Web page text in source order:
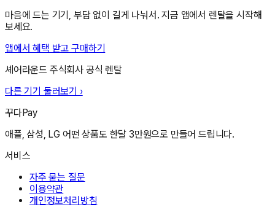
마음에 드는 기기, 부담 없이 길게 나눠서. 지금 앱에서 렌탈을 시작해
보세요.
앱에서 혜택 받고 구매하기
셰어라운드 주식회사 공식 렌탈
다른 기기 둘러보기 ›
꾸다Pay
애플, 삼성, LG 어떤 상품도 한달 3만원으로 만들어 드립니다.
서비스
자주 묻는 질문
이용약관
개인정보처리방침